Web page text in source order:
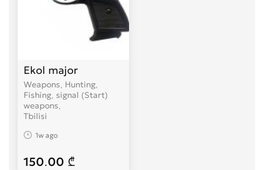
Ekol major
Weapons, Hunting,
Fishing, signal (Start)
weapons
Tbilisi
1w ago
150.00 ₾